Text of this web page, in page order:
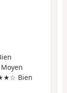
Bien